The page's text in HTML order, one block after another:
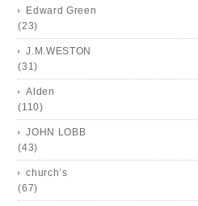
Edward Green
(23)
J.M.WESTON
(31)
Alden
(110)
JOHN LOBB
(43)
church’s
(67)